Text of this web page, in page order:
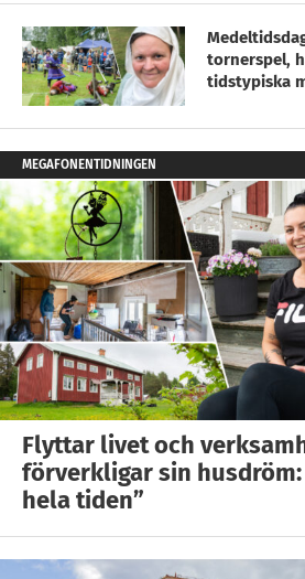
tornerspel,
tidstypiska
MEGAFONENTIDNINGEN
Flyttar livet och
förverkligar sin husdröm:
hela tiden”